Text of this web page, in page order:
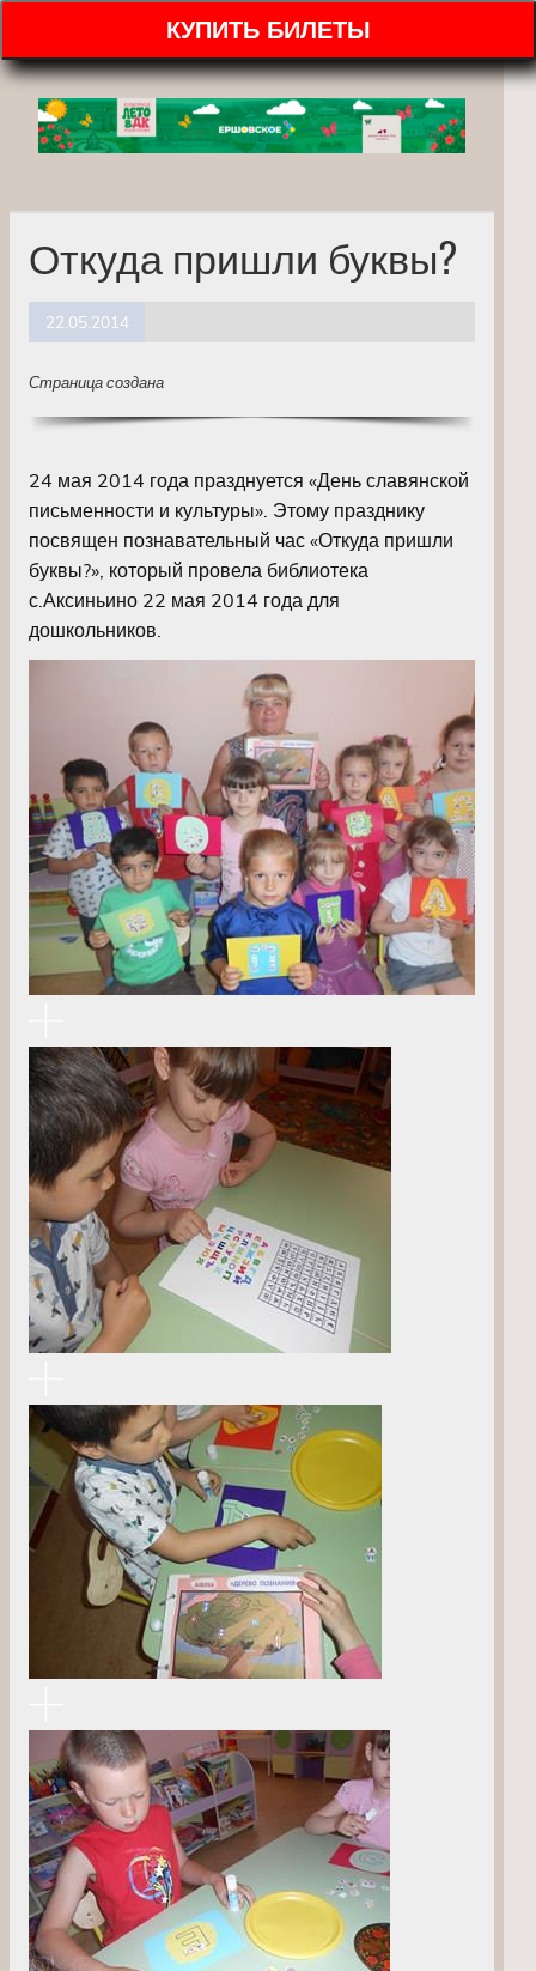
КУПИТЬ БИЛЕТЫ
Откуда пришли буквы?
22.05.2014
Страница создана
24 мая 2014 года празднуется «День славянской
письменности и культуры». Этому празднику
посвящен познавательный час «Откуда пришли
буквы?», который провела библиотека
с.Аксиньино 22 мая 2014 года для
дошкольников.